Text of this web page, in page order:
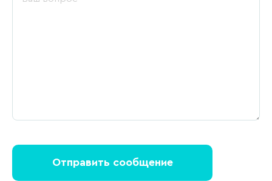
Отправить сообщение